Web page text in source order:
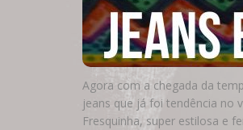
Agora com a chegada da
jeans que já foi tendência no
Fresquinha, super estilosa e